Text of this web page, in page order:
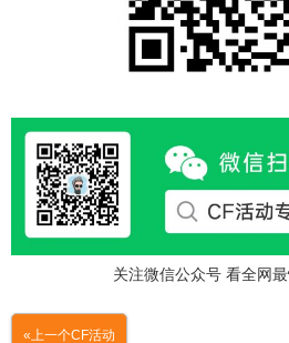
关注微信公众号 看全网
«上一个CF活动